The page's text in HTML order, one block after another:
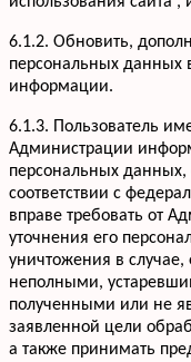
6.1.2. Обновить,
персональных данных
информации.
6.1.3. Пользователь
Администрации
персональных данных,
соответствии с
вправе требовать от
уточнения его
уничтожения в
неполными,
полученными или не
заявленной цели
а также принимать